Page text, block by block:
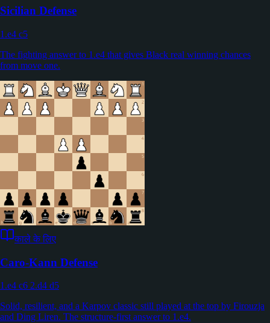
Sicilian Defense
1.e4 c5
The fighting answer to 1.e4 that gives Black real winning chances
from move one.
काले के लिए
Caro-Kann Defense
1.e4 c6 2.d4 d5
Solid, resilient, and a Karpov classic still played at the top by Firouzja
and Ding Liren. The structure-first answer to 1.e4.